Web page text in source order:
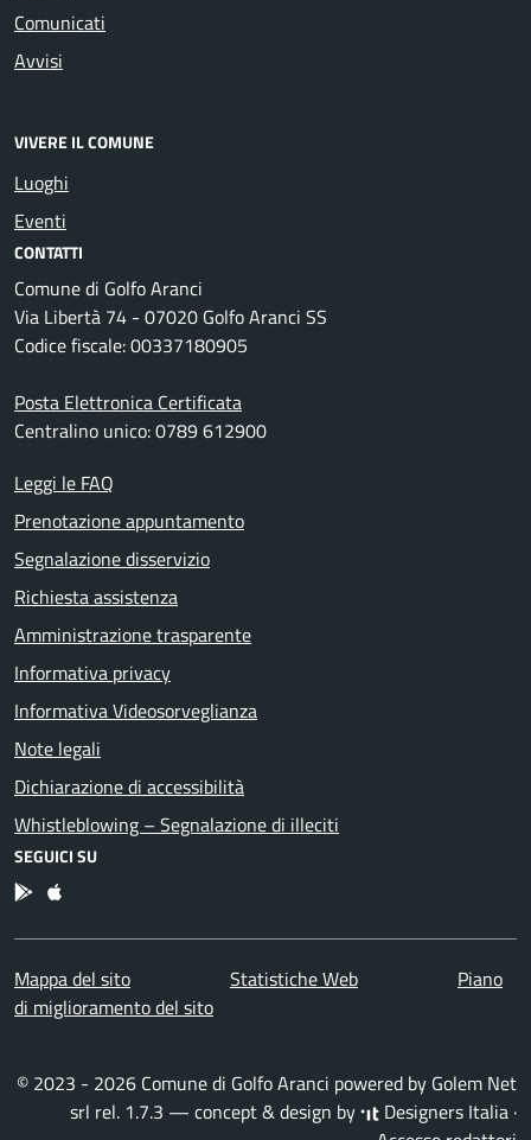
Comunicati
Avvisi
VIVERE IL COMUNE
Luoghi
Eventi
CONTATTI
Comune di Golfo Aranci
Via Libertà 74 - 07020 Golfo Aranci SS
Codice fiscale: 00337180905
Posta Elettronica Certificata
Centralino unico: 0789 612900
Leggi le FAQ
Prenotazione appuntamento
Segnalazione disservizio
Richiesta assistenza
Amministrazione trasparente
Informativa privacy
Informativa Videosorveglianza
Note legali
Dichiarazione di accessibilità
Whistleblowing – Segnalazione di illeciti
SEGUICI SU
App Android
App IOS
Mappa del sito Statistiche Web
Piano
di miglioramento del sito
© 2023 - 2026 Comune di Golfo Aranci powered by Golem Net
srl rel. 1.7.3 — concept & design by Designers Italia ·